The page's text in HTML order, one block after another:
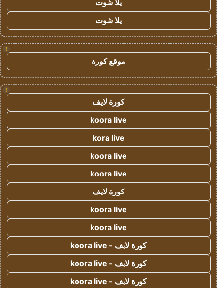
يلا شوت
يلا شوت
!
موقع كورة
!
كورة لايف
koora live
kora live
koora live
koora live
كورة لايف
koora live
koora live
كورة لايف - koora live
كورة لايف - koora live
كورة لايف - koora live